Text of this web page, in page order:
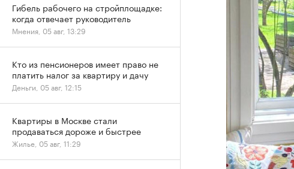
Гибель рабочего на стройплощадке:
когда отвечает руководитель
Мнения, 05 авг, 13:29
Кто из пенсионеров имеет право не
платить налог за квартиру и дачу
Деньги, 05 авг, 12:15
Квартиры в Москве стали
продаваться дороже и быстрее
Жилье, 05 авг, 11:29